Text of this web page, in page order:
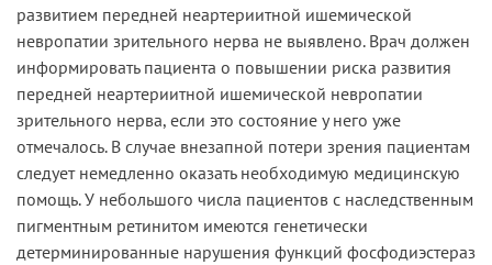
развитием передней неартериитной ишемической
невропатии зрительного нерва не выявлено. Врач должен
информировать пациента о повышении риска развития
передней неартериитной ишемической невропатии
зрительного нерва, если это состояние у него уже
отмечалось. В случае внезапной потери зрения пациентам
следует немедленно оказать необходимую медицинскую
помощь. У небольшого числа пациентов с наследственным
пигментным ретинитом имеются генетически
детерминированные нарушения функций фосфодиэстераз